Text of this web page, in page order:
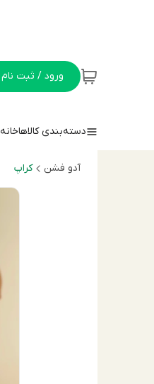
ورود / ثبت نام
دسته‌بندی کالاهاخانه
آدو فشن كراپ